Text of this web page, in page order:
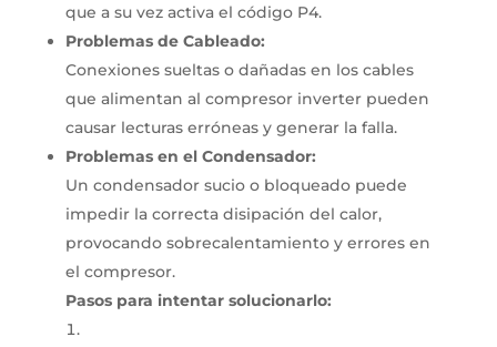
que a su vez activa el código P4.
Problemas de Cableado:
Conexiones sueltas o dañadas en los cables
que alimentan al compresor inverter pueden
causar lecturas erróneas y generar la falla.
Problemas en el Condensador:
Un condensador sucio o bloqueado puede
impedir la correcta disipación del calor,
provocando sobrecalentamiento y errores en
el compresor.
Pasos para intentar solucionarlo: